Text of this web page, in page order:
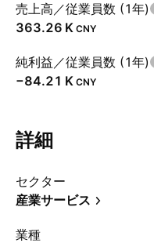
売上高／従業員数 (1年)
‪363.26 K‬ CNY
純利益／従業員数 (1年)
‪−84.21 K‬ CNY
詳細
セクター
産業サービス
業種